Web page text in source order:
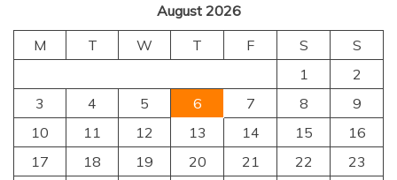
August 2026
M
T W T F S
S
1
2
3
4 5 6 7 8
9
10
11 12 13 14 15
16
17
18 19 20 21 22
23